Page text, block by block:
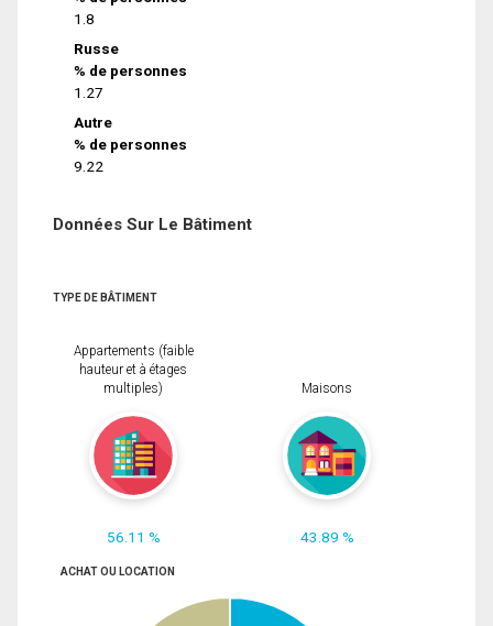
1.8
Russe
% de personnes
1.27
Autre
% de personnes
9.22
Données Sur Le Bâtiment
TYPE DE BÂTIMENT
Appartements (faible
hauteur et à étages
multiples)
56.11 %
Maisons
43.89 %
ACHAT OU LOCATION